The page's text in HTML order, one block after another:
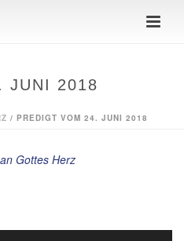
JUNI 2018
/ PREDIGT VOM 24. JUNI 2018
Gottes Herz